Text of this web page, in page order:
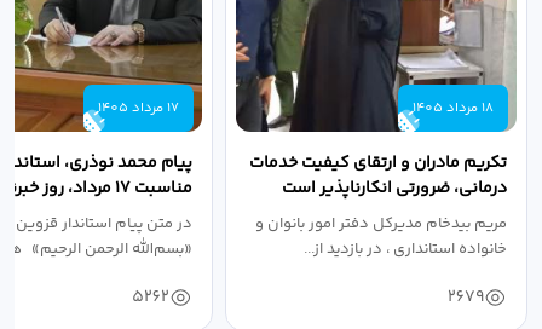
18 مرداد 1405
تکریم مادران و ارتقای کیفیت خدمات
درمانی، ضرورتی انکارناپذیر است
مریم بیدخام مدیرکل دفتر امور بانوان و
خانواده استانداری ، در بازدید از...
2679
17 مرداد 1405
پیام محمد نوذری،
مناسبت ۱۷ مرداد، روز خبرنگار
در متن پیام استاندار قزوین
«بسم‌الله الرحمن الرحیم»
5262